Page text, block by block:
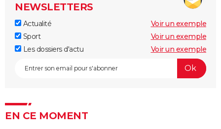
NEWSLETTERS
Actualité
Voir un exemple
Sport
Voir un exemple
Les dossiers d'actu
Voir un exemple
EN CE MOMENT